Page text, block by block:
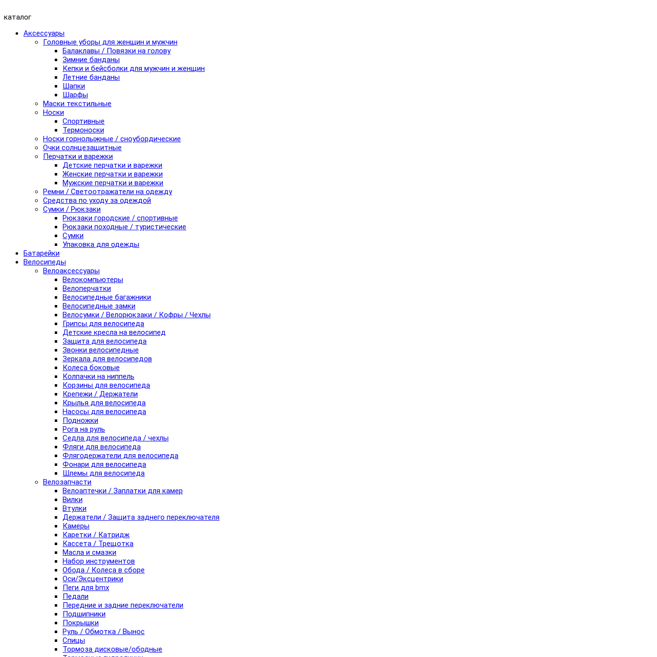
каталог
Аксессуары
Головные уборы для женщин и мужчин
Балаклавы / Повязки на голову
Зимние банданы
Кепки и бейсболки для мужчин и женщин
Летние банданы
Шапки
Шарфы
Маски текстильные
Носки
Спортивные
Термоноски
Носки горнолыжные / сноубордические
Очки солнцезащитные
Перчатки и варежки
Детские перчатки и варежки
Женские перчатки и варежки
Мужские перчатки и варежки
Ремни / Светоотражатели на одежду
Средства по уходу за одеждой
Сумки / Рюкзаки
Рюкзаки городские / спортивные
Рюкзаки походные / туристические
Сумки
Упаковка для одежды
Батарейки
Велосипеды
Велоаксессуары
Велокомпьютеры
Велоперчатки
Велосипедные багажники
Велосипедные замки
Велосумки / Велорюкзаки / Кофры / Чехлы
Грипсы для велосипеда
Детские кресла на велосипед
Защита для велосипеда
Звонки велосипедные
Зеркала для велосипедов
Колеса боковые
Колпачки на ниппель
Корзины для велосипеда
Крепежи / Держатели
Крылья для велосипеда
Насосы для велосипеда
Подножки
Рога на руль
Седла для велосипеда / чехлы
Фляги для велосипеда
Флягодержатели для велосипеда
Фонари для велосипеда
Шлемы для велосипеда
Велозапчасти
Велоаптечки / Заплатки для камер
Вилки
Втулки
Держатели / Защита заднего переключателя
Камеры
Каретки / Катридж
Кассета / Трещотка
Масла и смазки
Набор инструментов
Обода / Колеса в сборе
Оси/Эксцентрики
Пеги для bmx
Педали
Передние и задние переключатели
Подшипники
Покрышки
Руль / Обмотка / Вынос
Спицы
Тормоза дисковые/ободные